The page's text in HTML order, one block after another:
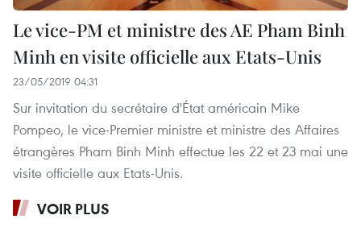
Le vice-PM et ministre des AE Pham Binh
Minh en visite officielle aux Etats-Unis
23/05/2019 04:31
Sur invitation du secrétaire d'État américain Mike
Pompeo, le vice-Premier ministre et ministre des Affaires
étrangères Pham Binh Minh effectue les 22 et 23 mai une
visite officielle aux Etats-Unis.
VOIR PLUS